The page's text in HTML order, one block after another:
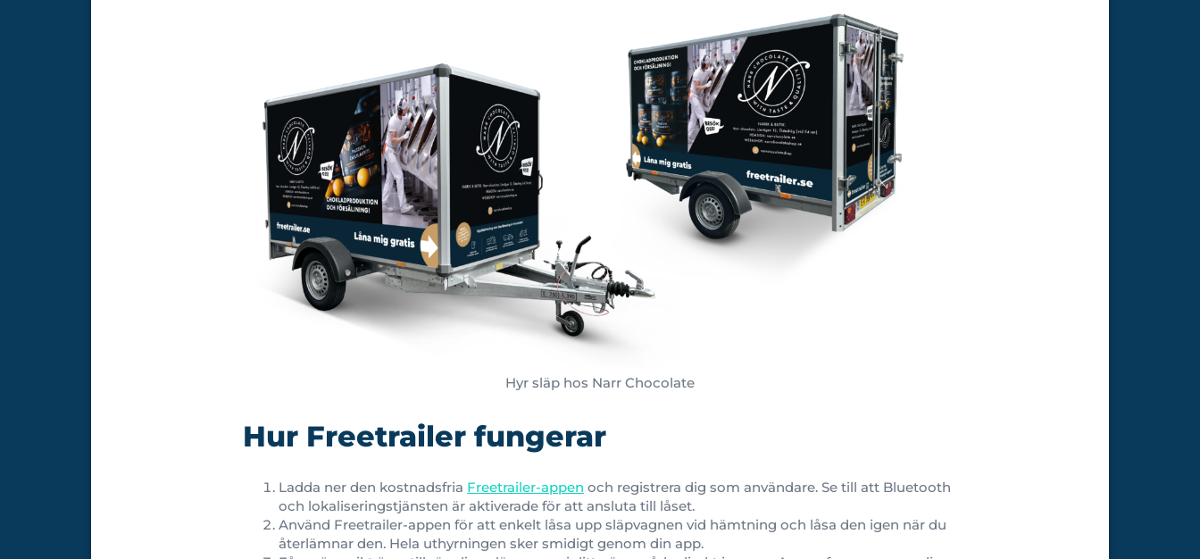
Hyr släp hos Narr Chocolate
Hur Freetrailer fungerar
Ladda ner den kostnadsfria Freetrailer-appen och registrera dig som användare. Se till att Bluetooth
och lokaliseringstjänsten är aktiverade för att ansluta till låset.
Använd Freetrailer-appen för att enkelt låsa upp släpvagnen vid hämtning och låsa den igen när du
återlämnar den. Hela uthyrningen sker smidigt genom din app.